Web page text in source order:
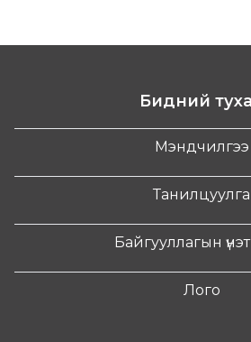
Бидний
Мэндчилгээ
Танилцуулга
Байгууллагын үнэт
Лого